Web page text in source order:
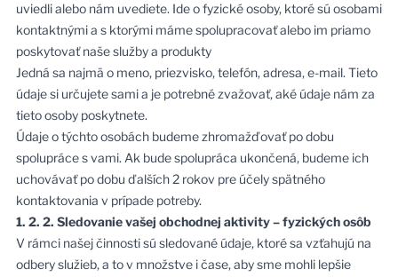
uviedli alebo nám uvediete. Ide o fyzické osoby, ktoré sú osobami
kontaktnými a s ktorými máme spolupracovať alebo im priamo
poskytovať naše služby a produkty
Jedná sa najmä o meno, priezvisko, telefón, adresa, e-mail. Tieto
údaje si určujete sami a je potrebné zvažovať, aké údaje nám za
tieto osoby poskytnete.
Údaje o týchto osobách budeme zhromažďovať po dobu
spolupráce s vami. Ak bude spolupráca ukončená, budeme ich
uchovávať po dobu ďalších 2 rokov pre účely spätného
kontaktovania v prípade potreby.
1. 2. 2. Sledovanie vašej obchodnej aktivity – fyzických osôb
V rámci našej činnosti sú sledované údaje, ktoré sa vzťahujú na
odbery služieb, a to v množstve i čase, aby sme mohli lepšie